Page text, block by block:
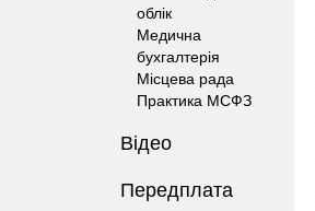
облік
Медична
бухгалтерія
Місцева рада
Практика МСФЗ
Відео
Передплата